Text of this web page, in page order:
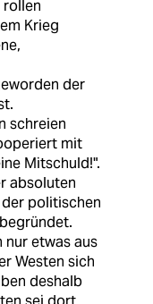
rollen
Krieg
der
schreien
mit
Mitschuld!".
absoluten
politischen
nur etwas aus
Westen sich
deshalb